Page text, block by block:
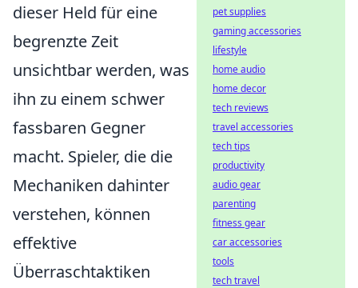
dieser Held für eine
begrenzte Zeit
unsichtbar werden, was
ihn zu einem schwer
fassbaren Gegner
macht. Spieler, die die
Mechaniken dahinter
verstehen, können
effektive
Überraschtaktiken
pet supplies
gaming accessories
lifestyle
home audio
home decor
tech reviews
travel accessories
tech tips
productivity
audio gear
parenting
fitness gear
car accessories
tools
tech travel